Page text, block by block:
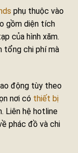
phụ thuộc vào
gồm diện tích
của hình xăm.
tổng chi phí mà
động tùy theo
nơi có thiết bị
Liên hệ hotline
phác đồ và chi